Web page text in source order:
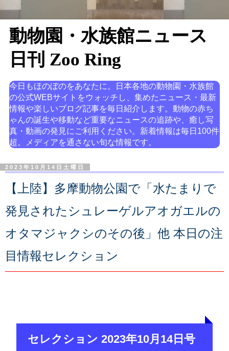
動物園・水族館ニュース
日刊 Zoo Ring
今日もほのぼのをあなたに。日本各地の動物園・水族館
の公式WEBサイトをウォッチし、集めたニュース・最新
情報や楽しいブログ記事を毎日紹介します。動物の赤ち
ゃんの誕生や移動など重要なニュースの追跡や、癒し写
真・動画の発見にご利用ください。新着情報は毎日100件
超。メディアを通さない旬な情報です。
2023年10月14日土曜日
【上陸】多摩動物公園で「水たまりで
発見されたシュレーゲルアオガエルの
オタマジャクシのその後」他 本日の注
目情報セレクション
セレクション 2023年10月14日号